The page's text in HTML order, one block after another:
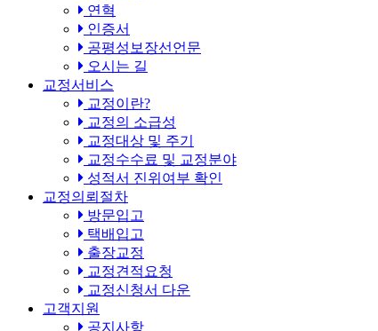
연혁
인증서
공평성보장선언문
오시는 길
교정서비스
교정이란?
교정의 소급성
교정대상 및 주기
교정수수료 및 교정분야
성적서 진위여부 확인
교정의뢰절차
방문입고
택배입고
출장교정
교정견적요청
교정신청서 다운
고객지원
공지사항